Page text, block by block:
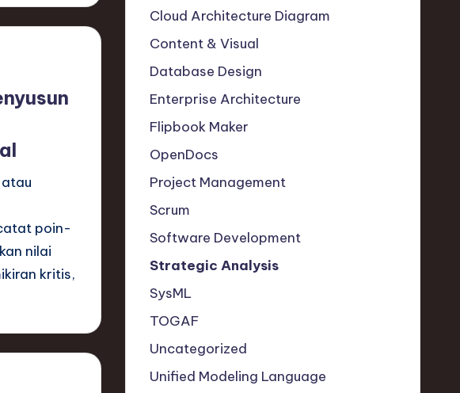
poin-
nilai
kritis,
Cloud Architecture Diagram
Content & Visual
Database Design
Enterprise Architecture
Flipbook Maker
OpenDocs
Project Management
Scrum
Software Development
Strategic Analysis
SysML
TOGAF
Uncategorized
Unified Modeling Language